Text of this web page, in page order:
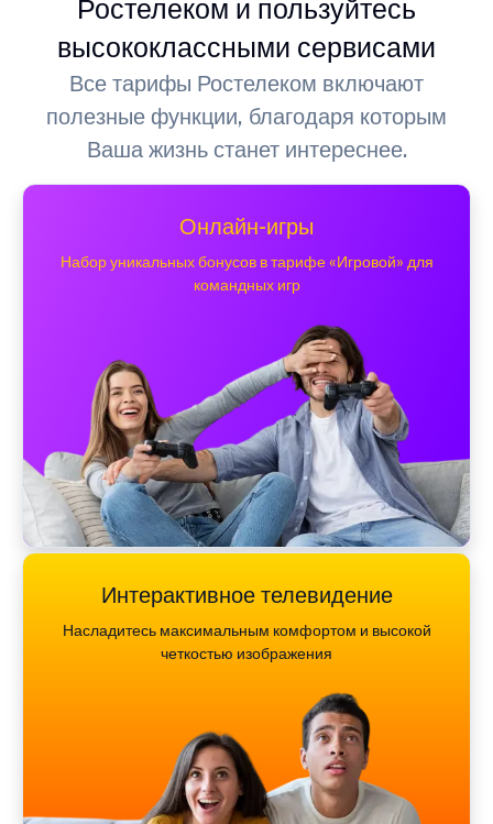
Ростелеком и пользуйтесь
высококлассными сервисами
Все тарифы Ростелеком включают
полезные функции, благодаря которым
Ваша жизнь станет интереснее.
Онлайн-игры
Набор уникальных бонусов в тарифе «Игровой» для
командных игр
Интерактивное телевидение
Насладитесь максимальным комфортом и высокой
четкостью изображения